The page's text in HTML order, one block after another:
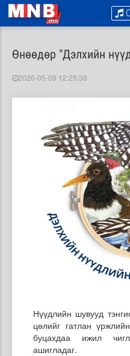
Өнөөдөр "Дэлхийн
2026-05-09 12:25:38
Нүүдлийн шувууд
цөлийг гатлан
буцахдаа ижил
ашигладаг.